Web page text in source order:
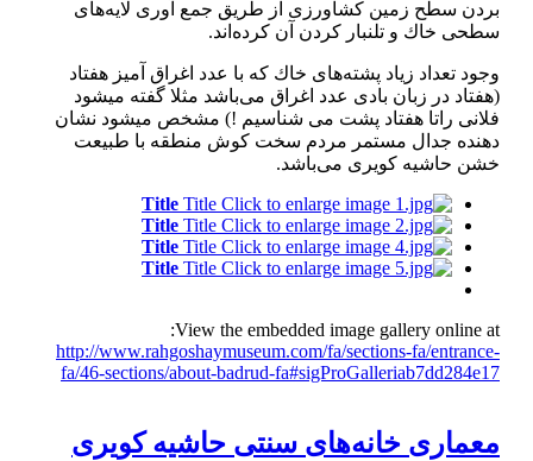
بردن سطح زمین كشاورزی از طریق جمع آوری لایه‌های
سطحی خاك و تلنبار كردن آن كرده‌اند.
وجود تعداد زیاد پشته‌های خاك كه با عدد اغراق آمیز هفتاد
(هفتاد در زبان بادی عدد اغراق می‌باشد مثلا گفته میشود
فلانی راتا هفتاد پشت می شناسیم !) مشخص میشود نشان
دهنده جدال مستمر مردم سخت كوش منطقه با طبیعت
خشن حاشیه كویری می‌باشد.
Title Title
Title Title
Title Title
Title Title
View the embedded image gallery online at:
http://www.rahgoshaymuseum.com/fa/sections-fa/entrance-
fa/46-sections/about-badrud-fa#sigProGalleriab7dd284e17
معماری خانه‌های سنتی حاشیه كویری